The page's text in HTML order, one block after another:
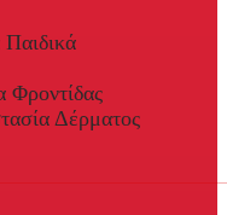
Φροντίδας
Δέρματος